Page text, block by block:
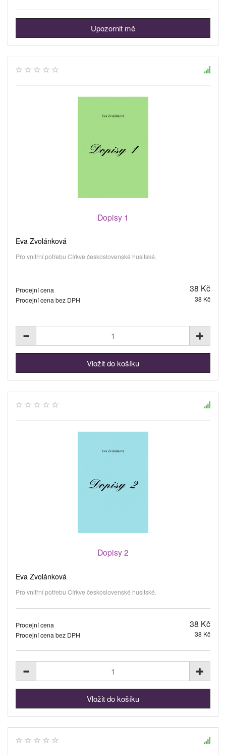
Upozornit mě
Dopisy 1
Eva Zvolánková
Pro vnitřní potřebu Církve československé husitské.
Prodejní cena 38 Kč
Prodejní cena bez DPH 38 Kč
Dopisy 2
Eva Zvolánková
Pro vnitřní potřebu Církve československé husitské.
Prodejní cena 38 Kč
Prodejní cena bez DPH 38 Kč